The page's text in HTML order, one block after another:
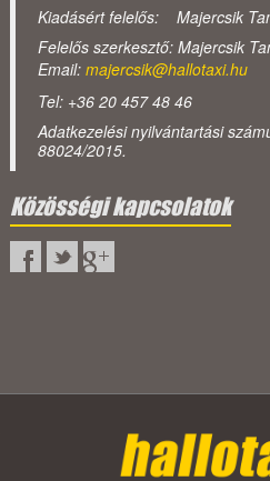
Kiadásért felelős: Majercsik
Felelős szerkesztő: Majercsik
Email: majercsik@hallotaxi.hu
Tel: +36 20 457 48 46
Adatkezelési nyilvántartási
88024/2015.
Közösségi kapcsolatok